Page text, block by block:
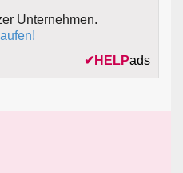
Unternehmen.
✔ HELPads